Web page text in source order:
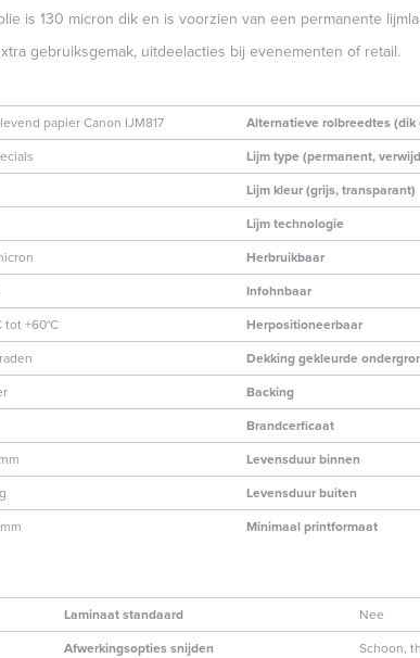
is 130 micron dik en is voorzien van een permanente
gebruiksgemak, uitdeelacties bij evenementen of retail.
papier Canon IJM817 Alternatieve rolbreedtes
Lijm type (permanent,
Lijm kleur (grijs, transparant)
Lijm technologie
Herbruikbaar
Infohnbaar
tot +60°C Herpositioneerbaar
Dekking gekleurde
Backing
Brandcerficaat
Levensduur binnen
Levensduur buiten
Minimaal printformaat
Laminaat standaard
Nee
Afwerkingsopties snijden
Schoon,